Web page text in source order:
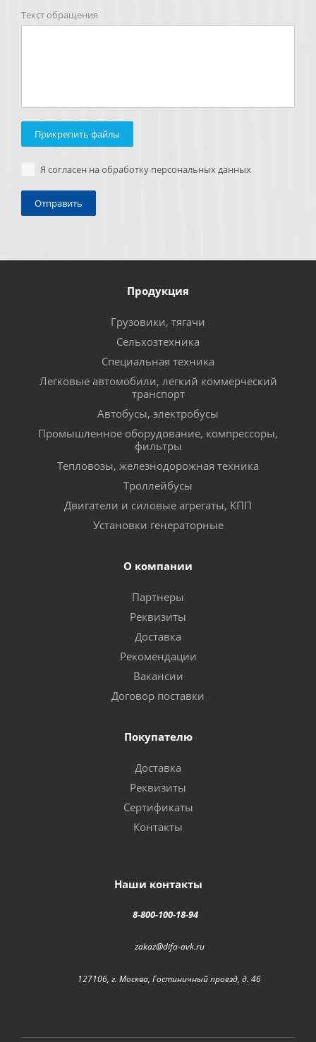
Текст обращения
Прикрепить файлы
Я согласен на обработку персональных данных
Продукция
Грузовики, тягачи
Сельхозтехника
Специальная техника
Легковые автомобили, легкий коммерческий
транспорт
Автобусы, электробусы
Промышленное оборудование, компрессоры,
фильтры
Тепловозы, железнодорожная техника
Троллейбусы
Двигатели и силовые агрегаты, КПП
Установки генераторные
О компании
Партнеры
Реквизиты
Доставка
Рекомендации
Вакансии
Договор поставки
Покупателю
Доставка
Реквизиты
Сертификаты
Контакты
Наши контакты
8-800-100-18-94
zakaz@difa-avk.ru
127106, г. Москва, Гостиничный проезд, д. 4б